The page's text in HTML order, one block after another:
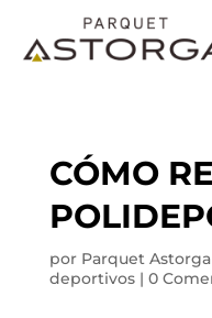
CÓMO
por Parquet Astorga
deportivos| 0